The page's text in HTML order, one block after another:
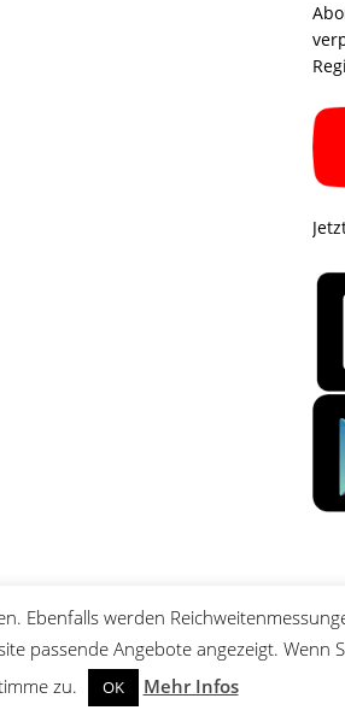
Ebenfalls werden
passende Angebote angezeigt.
zu.
OK Mehr Infos